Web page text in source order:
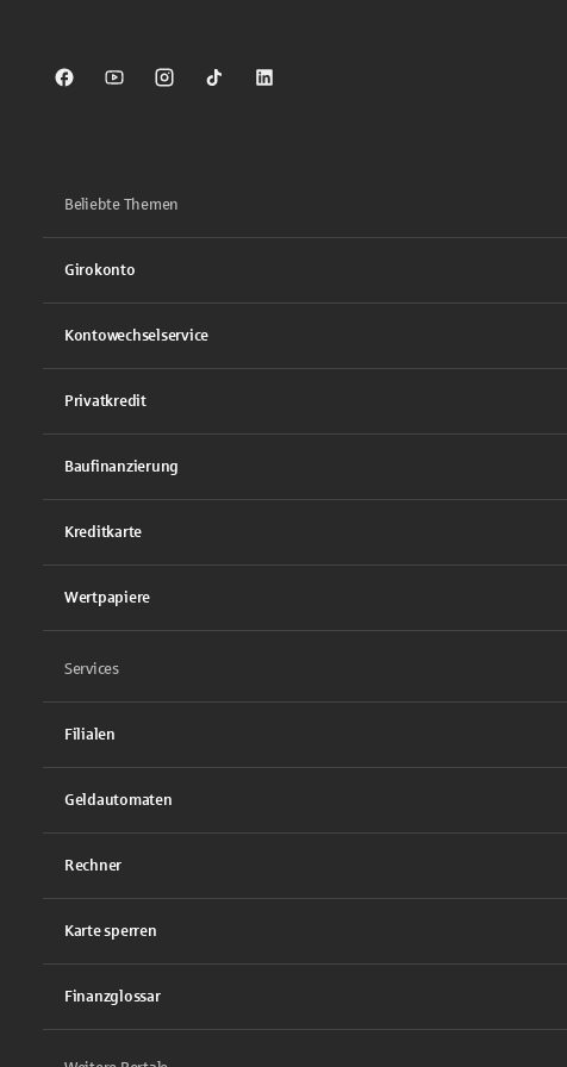
Sparkasse auf Facebook
Sparkasse auf Youtube
Sparkasse auf Instagram
Sparkasse auf TikTok
Sparkasse auf LinkedIn
Beliebte Themen
Girokonto
Kontowechselservice
Privatkredit
Baufinanzierung
Kreditkarte
Wertpapiere
Services
Filialen
Geldautomaten
Rechner
Karte sperren
Finanzglossar